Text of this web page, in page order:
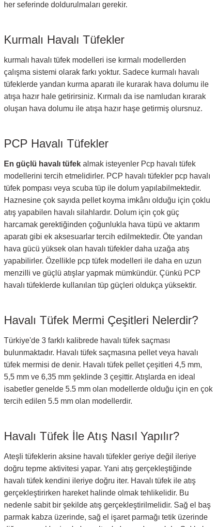
her seferinde doldurulmaları gerekir.
Kurmalı Havalı Tüfekler
kurmalı havalı tüfek modelleri ise kırmalı modellerden
çalışma sistemi olarak farkı yoktur. Sadece kurmalı havalı
tüfeklerde yandan kurma aparatı ile kurarak hava dolumu ile
atışa hazır hale getirirsiniz. Kırmalı da ise namludan kırarak
oluşan hava dolumu ile atışa hazır haşe getirmiş olursnuz.
PCP Havalı Tüfekler
En güçlü havalı tüfek almak isteyenler Pcp havalı tüfek
modellerini tercih etmelidirler. PCP havalı tüfekler pcp havalı
tüfek pompası veya scuba tüp ile dolum yapılabilmektedir.
Haznesine çok sayıda pellet koyma imkânı olduğu için çoklu
atış yapabilen havalı silahlardır. Dolum için çok güç
harcamak gerektiğinden çoğunlukla hava tüpü ve aktarım
aparatı gibi ek aksesuarlar tercih edilmektedir. Öte yandan
hava gücü yüksek olan havalı tüfekler daha uzağa atış
yapabilirler. Özellikle pcp tüfek modelleri ile daha en uzun
menzilli ve güçlü atışlar yapmak mümkündür. Çünkü PCP
havalı tüfeklerde kullanılan tüp güçleri oldukça yüksektir.
Havalı Tüfek Mermi Çeşitleri Nelerdir?
Türkiye'de 3 farklı kalibrede havalı tüfek saçması
bulunmaktadır. Havalı tüfek saçmasına pellet veya havalı
tüfek mermisi de denir. Havalı tüfek pellet çeşitleri 4,5 mm,
5,5 mm ve 6,35 mm şeklinde 3 çeşittir. Atışlarda en ideal
isabetler genelde 5.5 mm olan modellerde olduğu için en çok
tercih edilen 5.5 mm olan modellerdir.
Havalı Tüfek İle Atış Nasıl Yapılır?
Ateşli tüfeklerin aksine havalı tüfekler geriye değil ileriye
doğru tepme aktivitesi yapar. Yani atış gerçekleştiğinde
havalı tüfek kendini ileriye doğru iter. Havalı tüfek ile atış
gerçekleştirirken hareket halinde olmak tehlikelidir. Bu
nedenle sabit bir şekilde atış gerçekleştirilmelidir. Sağ el baş
parmak kabza üzerinde, sağ el işaret parmağı tetik üzerinde